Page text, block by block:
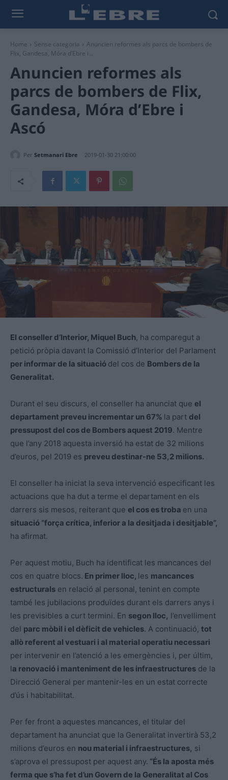
Home Sense categoria
Anuncien reformes als parcs de bombers de
Flix, Gandesa, Móra d’Ebre i...
Anuncien reformes als
parcs de bombers de Flix,
Gandesa, Móra d’Ebre i
Ascó
Per Setmanari Ebre 2019-01-30 21:00:00
El conseller d’Interior, Miquel Buch, ha comparegut a
petició pròpia davant la Comissió d’Interior del Parlament
per informar de la situació del cos de Bombers de la
Generalitat.
Durant el seu discurs, el conseller ha anunciat que el
departament preveu incrementar un 67% la part del
pressupost del cos de Bombers aquest 2019. Mentre
que l’any 2018 aquesta inversió ha estat de 32 milions
d’euros, pel 2019 es preveu destinar-ne 53,2 milions.
El conseller ha iniciat la seva intervenció especificant les
actuacions que ha dut a terme el departament en els
darrers sis mesos, reiterant que el cos es troba en una
situació “força crítica, inferior a la desitjada i desitjable”,
ha afirmat.
Per aquest motiu, Buch ha identificat les mancances del
cos en quatre blocs. En primer lloc, les mancances
estructurals en relació al personal, tenint en compte
també les jubilacions produïdes durant els darrers anys i
les previsibles a curt termini. En segon lloc, l’envelliment
del parc mòbil i el dèficit de vehicles. A continuació, tot
allò referent al vestuari i al material operatiu necessari
per intervenir en l’atenció a les emergències i, per últim,
la renovació i manteniment de les infraestructures de la
Direcció General per mantenir-les en un estat correcte
d’ús i habitabilitat.
Per fer front a aquestes mancances, el titular del
departament ha anunciat que la Generalitat invertirà 53,2
milions d’euros en nou material i infraestructures, si
s’aprova el pressupost per aquest any. “És la aposta més
ferma que s’ha fet d’un Govern de la Generalitat al Cos